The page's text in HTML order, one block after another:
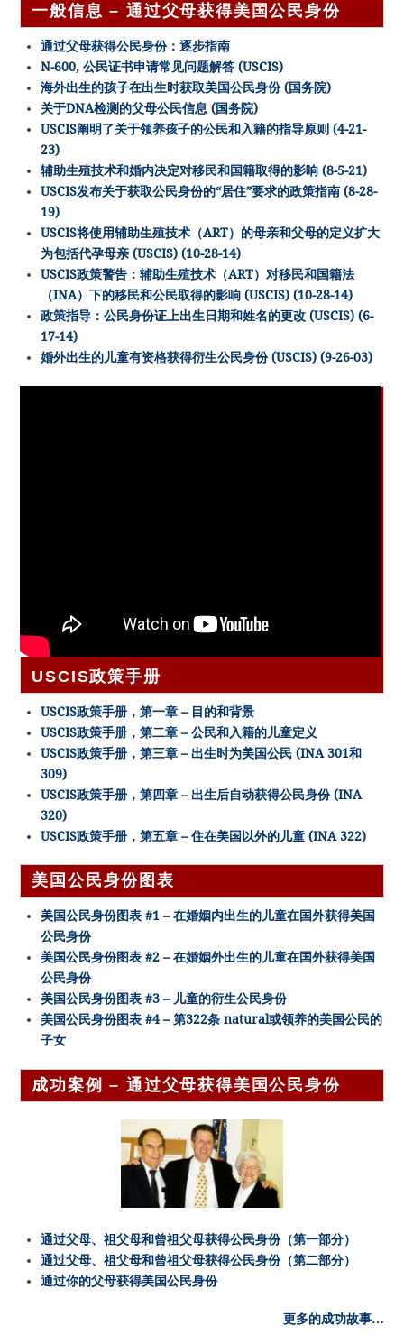
一般信息 – 通过父母获得美国公民身份
通过父母获得公民身份：逐步指南
N-600, 公民证书申请常见问题解答 (USCIS)
海外出生的孩子在出生时获取美国公民身份 (国务院)
关于DNA检测的父母公民信息 (国务院)
USCIS阐明了关于领养孩子的公民和入籍的指导原则 (4-21-
23)
辅助生殖技术和婚内决定对移民和国籍取得的影响 (8-5-21)
USCIS发布关于获取公民身份的“居住”要求的政策指南 (8-28-
19)
USCIS将使用辅助生殖技术（ART）的母亲和父母的定义扩大
为包括代孕母亲 (USCIS) (10-28-14)
USCIS政策警告：辅助生殖技术（ART）对移民和国籍法
（INA）下的移民和公民取得的影响 (USCIS) (10-28-14)
政策指导：公民身份证上出生日期和姓名的更改 (USCIS) (6-
17-14)
婚外出生的儿童有资格获得衍生公民身份 (USCIS) (9-26-03)
USCIS政策手册
USCIS政策手册，第一章 – 目的和背景
USCIS政策手册，第二章 – 公民和入籍的儿童定义
USCIS政策手册，第三章 – 出生时为美国公民 (INA 301和
309)
USCIS政策手册，第四章 – 出生后自动获得公民身份 (INA
320)
USCIS政策手册，第五章 – 住在美国以外的儿童 (INA 322)
美国公民身份图表
美国公民身份图表 #1 – 在婚姻内出生的儿童在国外获得美国
公民身份
美国公民身份图表 #2 – 在婚姻外出生的儿童在国外获得美国
公民身份
美国公民身份图表 #3 – 儿童的衍生公民身份
美国公民身份图表 #4 – 第322条 natural或领养的美国公民的
子女
成功案例 – 通过父母获得美国公民身份
通过父母、祖父母和曾祖父母获得公民身份（第一部分）
通过父母、祖父母和曾祖父母获得公民身份（第二部分）
通过你的父母获得美国公民身份
更多的成功故事…